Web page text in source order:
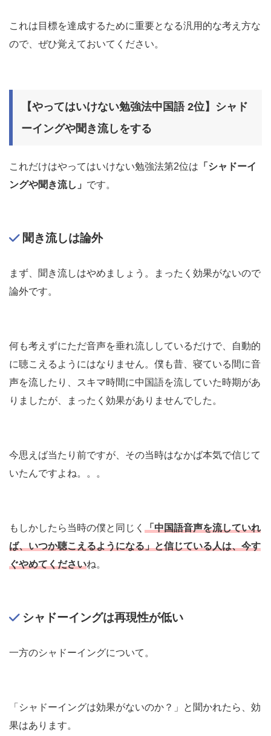
これは目標を達成するために重要となる汎用的な考え方な
ので、ぜひ覚えておいてください。
【やってはいけない勉強法中国語 2位】シャド
ーイングや聞き流しをする
これだけはやってはいけない勉強法第2位は 「シャドーイ
ングや聞き流し」 です。
聞き流しは論外
まず、聞き流しはやめましょう。まったく効果がないので
論外です。
何も考えずにただ音声を垂れ流ししているだけで、自動的
に聴こえるようにはなりません。僕も昔、寝ている間に音
声を流したり、スキマ時間に中国語を流していた時期があ
りましたが、まったく効果がありませんでした。
今思えば当たり前ですが、その当時はなかば本気で信じて
いたんですよね。。。
もしかしたら当時の僕と同じく 「中国語音声を流していれ
ば、いつか聴こえるようになる」と信じている人は、今す
ぐやめてくださいね。
シャドーイングは再現性が低い
一方のシャドーイングについて。
「シャドーイングは効果がないのか？」と聞かれたら、効
果はあります。